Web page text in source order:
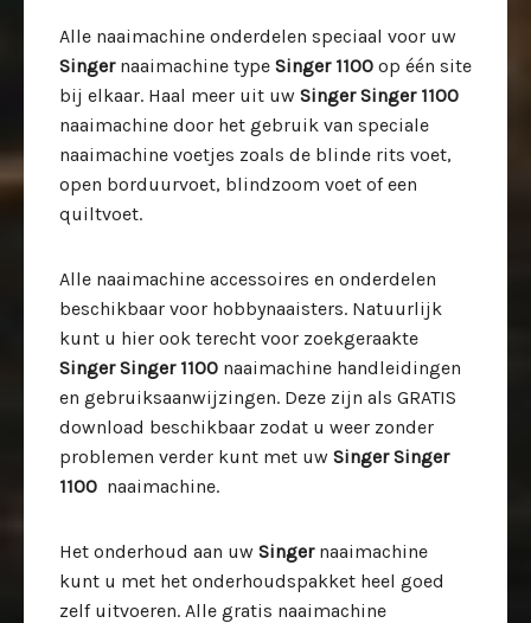
Alle naaimachine onderdelen speciaal voor uw
Singernaaimachine type Singer 1100 op één site
bij elkaar. Haal meer uit uw Singer Singer 1100
naaimachine door het gebruik van speciale
naaimachine voetjes zoals de blinde rits voet,
open borduurvoet, blindzoom voet of een
quiltvoet.
Alle naaimachine accessoires en onderdelen
beschikbaar voor hobbynaaisters. Natuurlijk
kunt u hier ook terecht voor zoekgeraakte
Singer Singer 1100 naaimachine handleidingen
en gebruiksaanwijzingen. Deze zijn als GRATIS
download beschikbaar zodat u weer zonder
problemen verder kunt met uw Singer Singer
1100 naaimachine.
Het onderhoud aan uw Singernaaimachine
kunt u met het onderhoudspakket heel goed
zelf uitvoeren. Alle gratis naaimachine